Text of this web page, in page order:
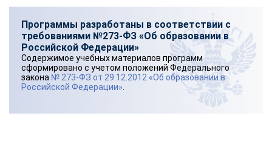
Программы разработаны в соответствии с
требованиями №273-ФЗ «Об образовании в
Российской Федерации»
Содержимое учебных материалов программ
сформировано с учетом положений Федерального
закона № 273-ФЗ от 29.12.2012 «Об образовании в
Российской Федерации»